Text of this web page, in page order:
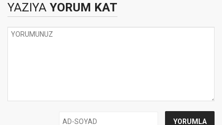
YAZIYA YORUM KAT